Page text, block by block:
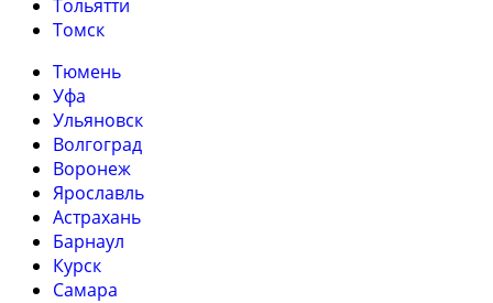
Тольятти
Томск
Тюмень
Уфа
Ульяновск
Волгоград
Воронеж
Ярославль
Астрахань
Барнаул
Курск
Самара